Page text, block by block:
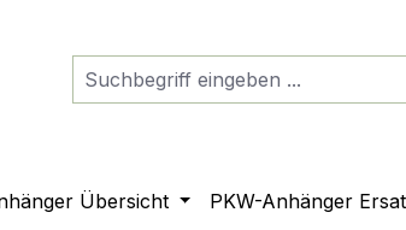
Übersicht PKW-Anhänger